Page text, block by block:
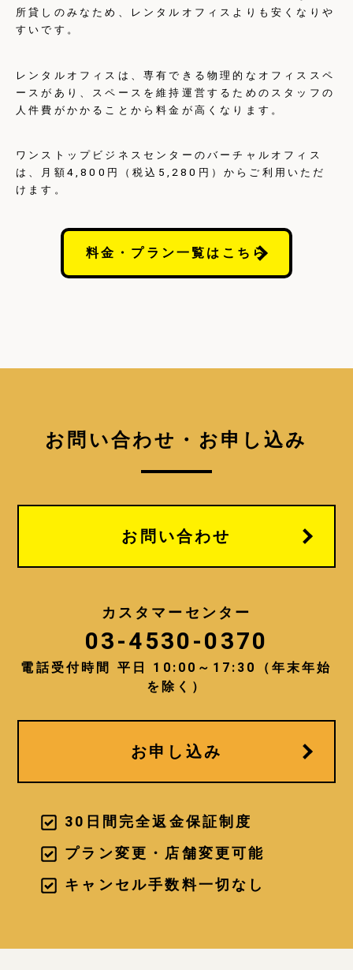
所貸しのみなため、レンタルオフィスよりも安くなりや
すいです。
レンタルオフィスは、専有できる物理的なオフィススペ
ースがあり、スペースを維持運営するためのスタッフの
人件費がかかることから料金が高くなります。
ワンストップビジネスセンターのバーチャルオフィス
は、月額4,800円（税込5,280円）からご利用いただ
けます。
料金・プラン一覧はこちら
お問い合わせ・お申し込み
お問い合わせ
カスタマーセンター
03-4530-0370
電話受付時間 平日 10:00～17:30（年末年始
を除く）
お申し込み
30日間完全返金保証制度
プラン変更・店舗変更可能
キャンセル手数料一切なし